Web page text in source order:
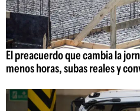
El preacuerdo que cambia la
menos horas, subas reales y